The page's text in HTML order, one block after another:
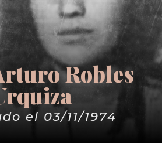
Robles
el 03/11/1974